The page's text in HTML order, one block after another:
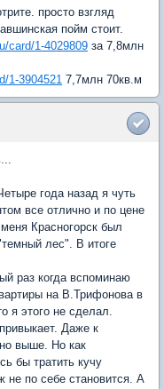
просто взгляд
пойм стоит.
card/1-4029809 за 7,8млн
1-3904521 7,7млн 70кв.м
года назад я чуть
все отлично и по цене
Красногорск был
лес". В итоге
раз когда вспоминаю
на В.Трифонова в
я этого не сделал.
Даже к
выше. Но как
бы тратить кучу
не по себе становится. А